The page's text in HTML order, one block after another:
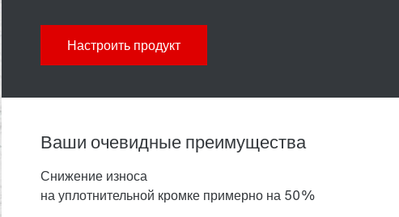
Настроить продукт
Ваши очевидные преимущества
Снижение износа
на уплотнительной кромке примерно на 50%